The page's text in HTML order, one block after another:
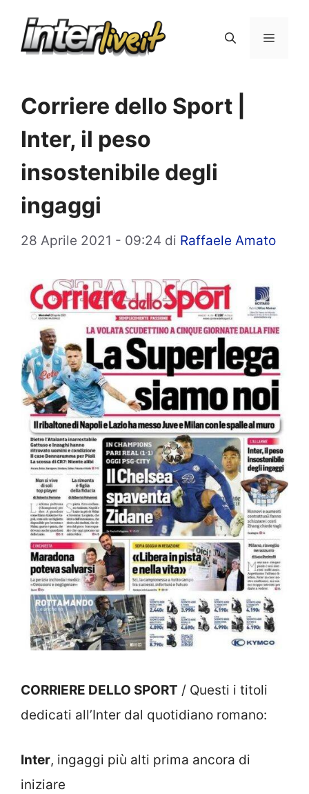
Menu
Corriere dello Sport |
Inter, il peso
insostenibile degli
ingaggi
28 Aprile 2021 - 09:24 di Raffaele Amato
CORRIERE DELLO SPORT / Questi i titoli
dedicati all’Inter dal quotidiano romano:
Inter, ingaggi più alti prima ancora di
iniziare